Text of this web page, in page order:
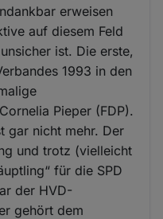
erweisen
auf diesem Feld
ist. Die erste,
1993 in den
Pieper (FDP).
gar nicht mehr. Der
und trotz (vielleicht
für die SPD
der HVD-
gehört dem